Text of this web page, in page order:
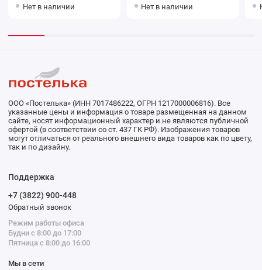
с наволочками 70х70 2 шт
Нет в наличии
с наволочками 70х70 2 шт
Нет в наличии
ООО «Постелька» (ИНН 7017486222, ОГРН 1217000006816). Все
указанные цены и информация о товаре размещенная на данном
сайте, носят информационный характер и не являются публичной
офертой (в соответствии со ст. 437 ГК РФ). Изображения товаров
могут отличаться от реального внешнего вида товаров как по цвету,
так и по дизайну.
Поддержка
+7 (3822) 900-448
Обратный звонок
Режим работы офиса
Будни с 8:00 до 17:00
Пятница с 8:00 до 16:00
Мы в сети